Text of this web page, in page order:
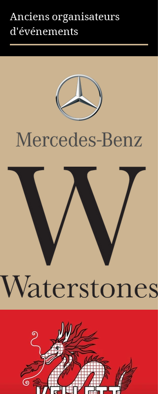
Anciens organisateurs
d'événements